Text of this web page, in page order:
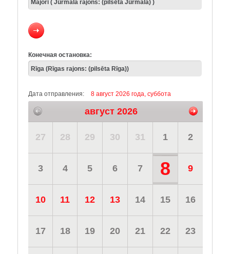
Конечная остановка:
Дата отправления: 8 август 2026 года, суббота
август 2026
27 28 29 30 31 1 2
3 4 5 6 7 8 9
10 11 12 13 14 15 16
17 18 19 20 21 22 23